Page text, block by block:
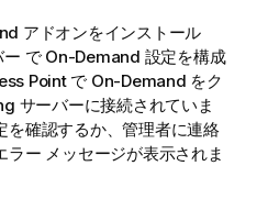
アドオンをインストール
で On-Demand 設定を構成
Point で On-Demand をク
サーバーに接続されていま
を確認するか、管理者に連絡
ラー メッセージが表示されま